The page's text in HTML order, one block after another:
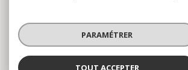
© 2026 | Tous droits réservés
Nos honoraires
Nos partenaires
Admin
Politique RGPD
PARAMÉTRER
TOUT ACCEPTER